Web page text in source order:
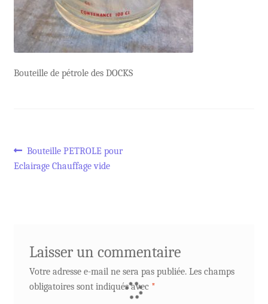
Bouteille de pétrole des DOCKS
Navigation
Article
précédent :
Bouteille PETROLE pour
Eclairage Chauffage vide
Laisser un commentaire
Votre adresse e-mail ne sera pas publiée. Les champs
obligatoires sont indiqués avec *